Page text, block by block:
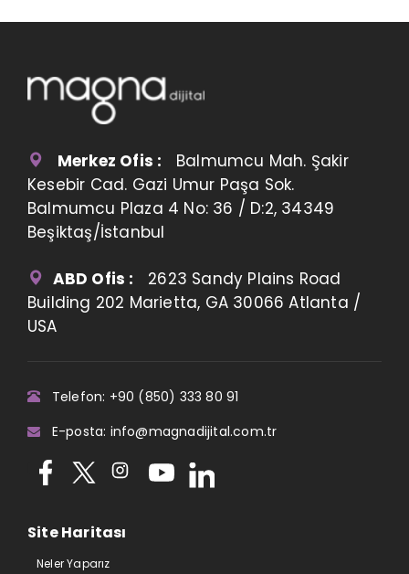
Merkez Ofis : Balmumcu Mah. Şakir
Kesebir Cad. Gazi Umur Paşa Sok.
Balmumcu Plaza 4 No: 36 / D:2, 34349
Beşiktaş/İstanbul
ABD Ofis : 2623 Sandy Plains Road
Building 202 Marietta, GA 30066 Atlanta /
USA
Telefon: +90 (850) 333 80 91
E-posta: info@magnadijital.com.tr
Site Haritası
Neler Yaparız